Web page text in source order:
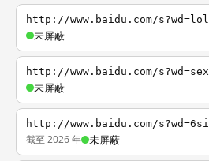
http://www.baidu.com/s?wd=lol
未屏蔽
http://www.baidu.com/s?wd=sex
未屏蔽
http://www.baidu.com/s?wd=6si
截至 2026 年 未屏蔽